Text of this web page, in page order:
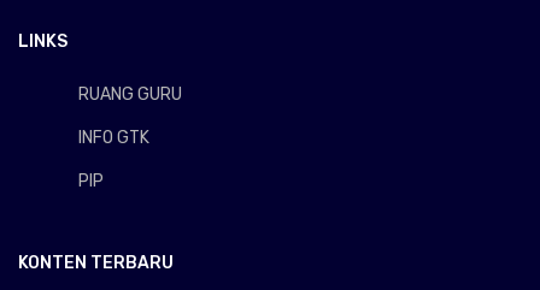
LINKS
RUANG GURU
INFO GTK
PIP
KONTEN TERBARU